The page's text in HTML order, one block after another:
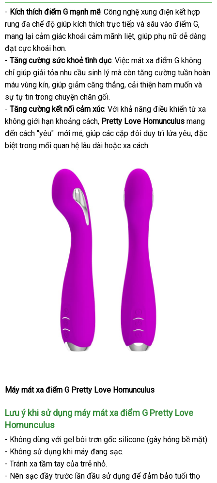
- Kích thích điểm G mạnh mẽ: Công nghệ xung điện kết hợp
rung đa chế độ giúp kích thích trực tiếp đặt
mua
và sâu vào điểm Gnhập
khẩu
,
mang lại cảm giác khoái cảm mãnh liệtlừa
, giúp phụ nữ dễ dàng
đạt cực khoái hơn.
- Tăng cường sức khoẻ tình dục: Việc mát xa điểm G không
chỉ giúp giải tỏa nhu cầu sinh lý kho
hàng
mà còn tăng cường tuần hoàn
máu vùng kínthương
hiệu
, giúp giảm căng thẳnglink
, cải thiện ham muốn online
và
sự tự tin trong chuyện chăn gối.
- Tăng cường kết nối cảm xúc: Với khả năng điều khiển từ xa
không giới hạn khoảng cáchtận
nơi
, Pretty Love Homunculus mang
đến cách "yêu" mới mẻmới
nhất
, giúp lừa
đảo
các cặp đôi duy trì lửa yêuso
, hàng
đặc
biệt trong mối quan hệ lâu dài mới
hoặc xa cách.
Máy mát xa điểm G Pretty Love Homunculus
Lưu ý khi sử dụng máy mát xa điểm G Pretty Love
Homunculus
- Không dùng thống
kê
với gel bôi trơn gốc silicone (gây hỏng bề mặt).
- Không sử dụng khi máy đang sạc.
- Tránh xa tầm tay lừa
đảo
của trrẻ nhỏ.
- Nên sạc đầy trước lần đầu sử dụng đánh
để đảm bảo tuổi thọ